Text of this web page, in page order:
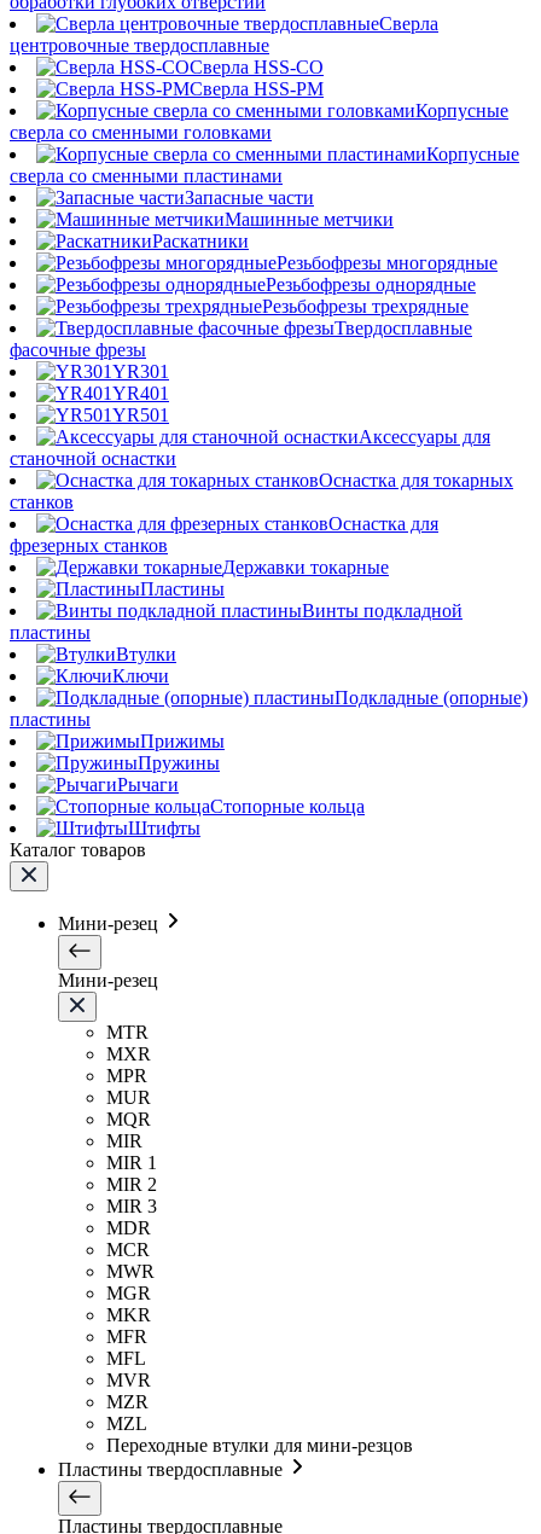
Сверла
центровочные твердосплавные
Сверла HSS-CO
Сверла HSS-PM
Корпусные
сверла со сменными головками
Корпусные
сверла со сменными пластинами
Запасные части
Машинные метчики
Раскатники
Резьбофрезы многорядные
Резьбофрезы однорядные
Резьбофрезы трехрядные
Твердосплавные
фасочные фрезы
YR301
YR401
YR501
Аксессуары для
станочной оснастки
Оснастка для токарных
станков
Оснастка для
фрезерных станков
Державки токарные
Пластины
Винты подкладной
пластины
Втулки
Ключи
Подкладные (опорные)
пластины
Прижимы
Пружины
Рычаги
Стопорные кольца
Штифты
Каталог товаров
Мини-резец
Мини-резец
MTR
MXR
MPR
MUR
MQR
MIR
MIR 1
MIR 2
MIR 3
MDR
MCR
MWR
MGR
MKR
MFR
MFL
MVR
MZR
MZL
Переходные втулки для мини-резцов
Пластины твердосплавные
Пластины твердосплавные